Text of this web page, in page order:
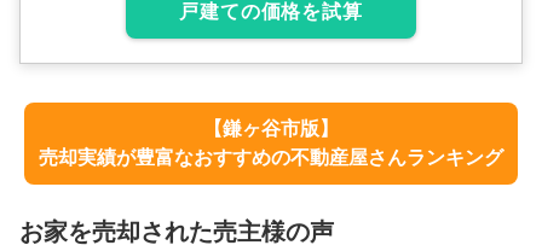
戸建ての価格を試算
【鎌ヶ谷市版】
売却実績が豊富なおすすめの不動産屋さんランキング
お家を売却された売主様の声